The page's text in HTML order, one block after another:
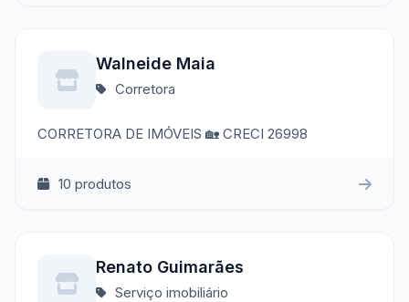
Walneide Maia
Corretora
CORRETORA DE IMÓVEIS 🏡 CRECI 26998
10 produtos
Renato Guimarães
Serviço imobiliário